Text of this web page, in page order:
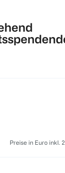
Preise in Euro inkl.